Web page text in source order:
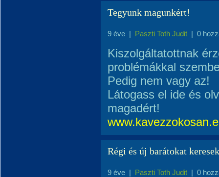
Tegyunk magunkért!
9 éve | Paszti Toth Judit | 0
Kiszolgáltatottnak
problémákkal
Pedig nem vagy az!
Látogass el ide és
magadért!
Régi és új barátokat
9 éve | Paszti Toth Judit | 0